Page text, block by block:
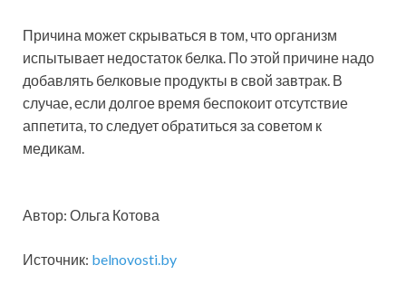
Причина может скрываться в том, что организм
испытывает недостаток белка. По этой причине надо
добавлять белковые продукты в свой завтрак. В
случае, если долгое время беспокоит отсутствие
аппетита, то следует обратиться за советом к
медикам.
Автор: Ольга Котова
Источник: belnovosti.by